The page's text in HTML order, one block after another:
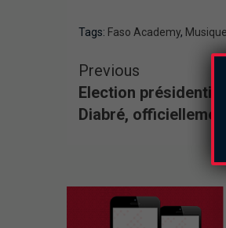
Tags: Faso Academy, Musique
Previous
Election
Diabré,